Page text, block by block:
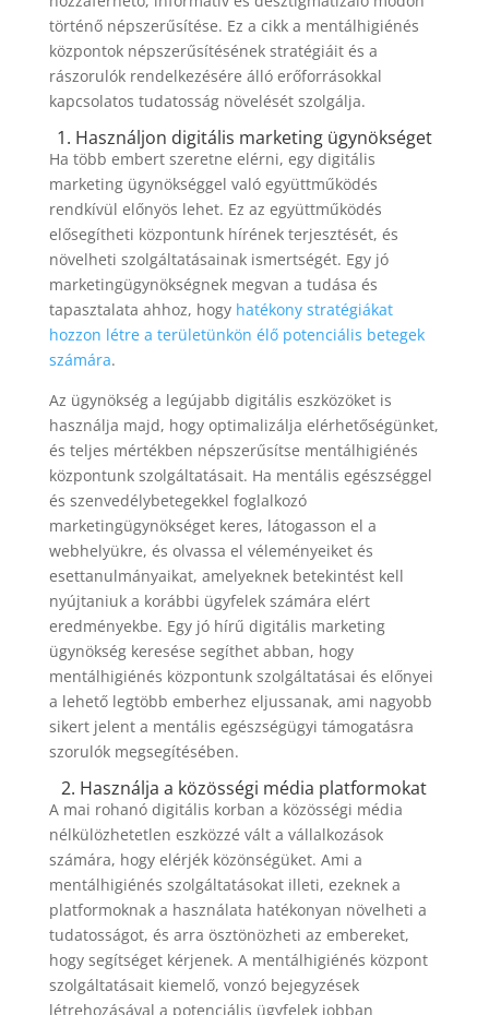
történő népszerűsítése. Ez a cikk a mentálhigiénés
központok népszerűsítésének stratégiáit és a
rászorulók rendelkezésére álló erőforrásokkal
kapcsolatos tudatosság növelését szolgálja.
1. Használjon digitális marketing ügynökséget
Ha több embert szeretne elérni, egy digitális
marketing ügynökséggel való együttműködés
rendkívül előnyös lehet. Ez az együttműködés
elősegítheti központunk hírének terjesztését, és
növelheti szolgáltatásainak ismertségét. Egy jó
marketingügynökségnek megvan a tudása és
tapasztalata ahhoz, hogy hatékony stratégiákat
hozzon létre a területünkön élő potenciális betegek
számára.
Az ügynökség a legújabb digitális eszközöket is
használja majd, hogy optimalizálja elérhetőségünket,
és teljes mértékben népszerűsítse mentálhigiénés
központunk szolgáltatásait. Ha mentális egészséggel
és szenvedélybetegekkel foglalkozó
marketingügynökséget keres, látogasson el a
webhelyükre, és olvassa el véleményeiket és
esettanulmányaikat, amelyeknek betekintést kell
nyújtaniuk a korábbi ügyfelek számára elért
eredményekbe. Egy jó hírű digitális marketing
ügynökség keresése segíthet abban, hogy
mentálhigiénés központunk szolgáltatásai és előnyei
a lehető legtöbb emberhez eljussanak, ami nagyobb
sikert jelent a mentális egészségügyi támogatásra
szorulók megsegítésében.
2. Használja a közösségi média platformokat
A mai rohanó digitális korban a közösségi média
nélkülözhetetlen eszközzé vált a vállalkozások
számára, hogy elérjék közönségüket. Ami a
mentálhigiénés szolgáltatásokat illeti, ezeknek a
platformoknak a használata hatékonyan növelheti a
tudatosságot, és arra ösztönözheti az embereket,
hogy segítséget kérjenek. A mentálhigiénés központ
szolgáltatásait kiemelő, vonzó bejegyzések
létrehozásával a potenciális ügyfelek jobban